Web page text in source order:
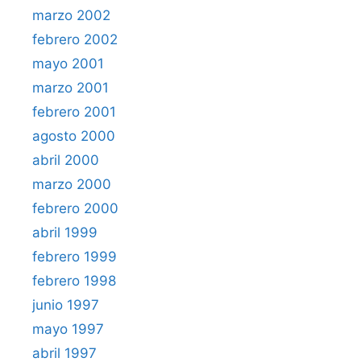
marzo 2002
febrero 2002
mayo 2001
marzo 2001
febrero 2001
agosto 2000
abril 2000
marzo 2000
febrero 2000
abril 1999
febrero 1999
febrero 1998
junio 1997
mayo 1997
abril 1997